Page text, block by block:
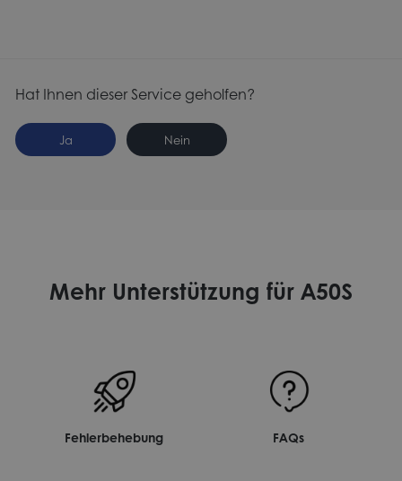
Hat Ihnen dieser Service geholfen?
Ja Nein
Mehr Unterstützung für A50S
Fehlerbehebung FAQs